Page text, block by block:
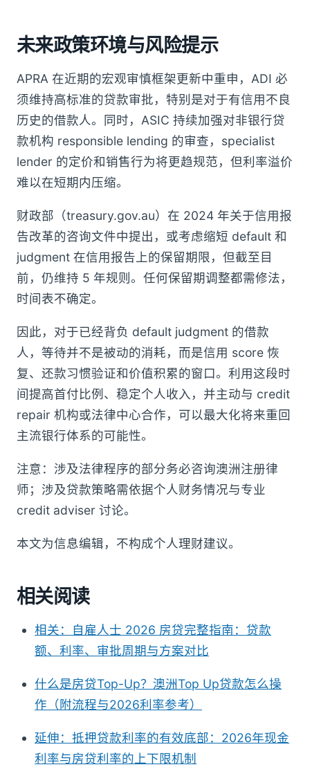
未来政策环境与风险提示
APRA 在近期的宏观审慎框架更新中重申，ADI 必
须维持高标准的贷款审批，特别是对于有信用不良
历史的借款人。同时，ASIC 持续加强对非银行贷
款机构 responsible lending 的审查，specialist
lender 的定价和销售行为将更趋规范，但利率溢价
难以在短期内压缩。
财政部（treasury.gov.au）在 2024 年关于信用报
告改革的咨询文件中提出，或考虑缩短 default 和
judgment 在信用报告上的保留期限，但截至目
前，仍维持 5 年规则。任何保留期调整都需修法，
时间表不确定。
因此，对于已经背负 default judgment 的借款
人，等待并不是被动的消耗，而是信用 score 恢
复、还款习惯验证和价值积累的窗口。利用这段时
间提高首付比例、稳定个人收入，并主动与 credit
repair 机构或法律中心合作，可以最大化将来重回
主流银行体系的可能性。
注意：涉及法律程序的部分务必咨询澳洲注册律
师；涉及贷款策略需依据个人财务情况与专业
credit adviser 讨论。
本文为信息编辑，不构成个人理财建议。
相关阅读
相关：自雇人士 2026 房贷完整指南：贷款
额、利率、审批周期与方案对比
什么是房贷Top-Up？澳洲Top Up贷款怎么操
作（附流程与2026利率参考）
延伸：抵押贷款利率的有效底部：2026年现金
利率与房贷利率的上下限机制